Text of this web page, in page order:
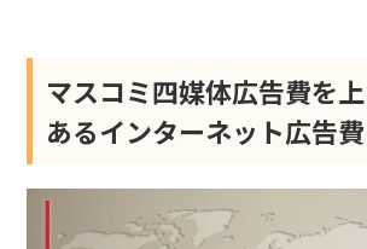
マスコミ四媒体広告費を
あるインターネット広告費